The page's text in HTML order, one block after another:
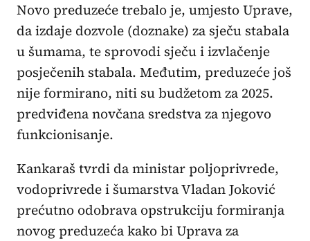
Novo preduzeće trebalo je, umjesto Uprave,
da izdaje dozvole (doznake) za sječu stabala
u šumama, te sprovodi sječu i izvlačenje
posječenih stabala. Međutim, preduzeće još
nije formirano, niti su budžetom za 2025.
predviđena novčana sredstva za njegovo
funkcionisanje.
Kankaraš tvrdi da ministar poljoprivrede,
vodoprivrede i šumarstva Vladan Joković
prećutno odobrava opstrukciju formiranja
novog preduzeća kako bi Uprava za